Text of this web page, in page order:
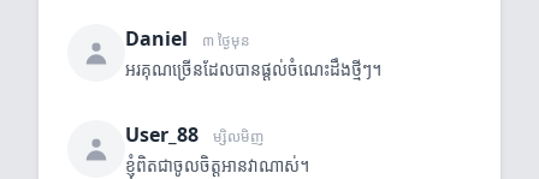
Daniel ៣ ថ្ងៃមុន
អរគុណច្រើនដែលបានផ្តល់ចំណេះដឹងថ្មីៗ។
User_88 ម្សិលមិញ
ខ្ញុំពិតជាចូលចិត្តអានវាណាស់។